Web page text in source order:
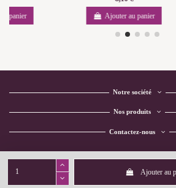
Ajouter au
Ajouter au panier
Notre société
Nos produits
Contactez-nous